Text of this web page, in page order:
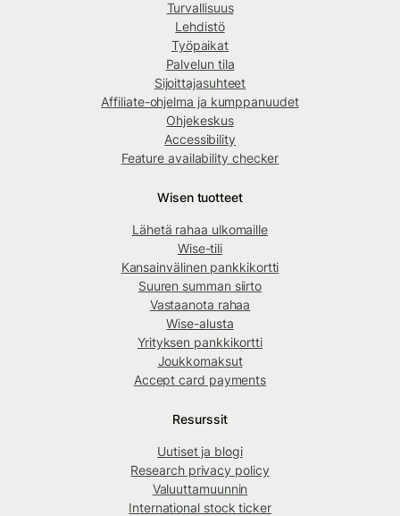
Turvallisuus
Lehdistö
Työpaikat
Palvelun tila
Sijoittajasuhteet
Affiliate-ohjelma ja kumppanuudet
Ohjekeskus
Accessibility
Feature availability checker
Wisen tuotteet
Lähetä rahaa ulkomaille
Wise-tili
Kansainvälinen pankkikortti
Suuren summan siirto
Vastaanota rahaa
Wise-alusta
Yrityksen pankkikortti
Joukkomaksut
Accept card payments
Resurssit
Uutiset ja blogi
Research privacy policy
Valuuttamuunnin
International stock ticker